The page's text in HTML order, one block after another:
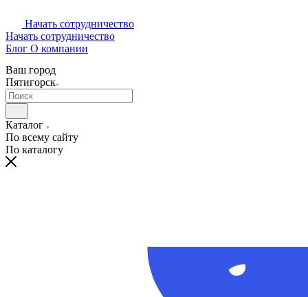
Начать сотрудничество
Начать сотрудничество
Блог О компании
Ваш город
Пятигорск
Каталог
По всему сайту
По каталогу